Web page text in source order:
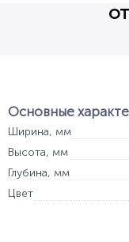
Основные
Ширина, мм
Высота, мм
Глубина, мм
Цвет